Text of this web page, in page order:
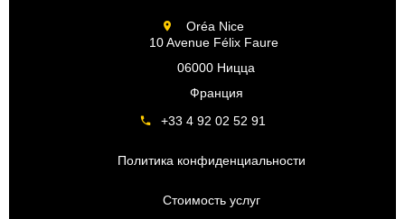
Oréa Nice
10 Avenue Félix Faure
06000 Ницца
Франция
+33 4 92 02 52 91
Политика конфиденциальности
Стоимость услуг